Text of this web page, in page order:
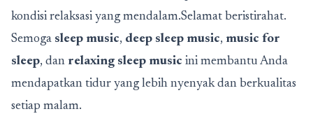
kondisi relaksasi yang mendalam.Selamat beristirahat.
Semoga sleep music, deep sleep music, music for
sleep, dan relaxing sleep music ini membantu Anda
mendapatkan tidur yang lebih nyenyak dan berkualitas
setiap malam.